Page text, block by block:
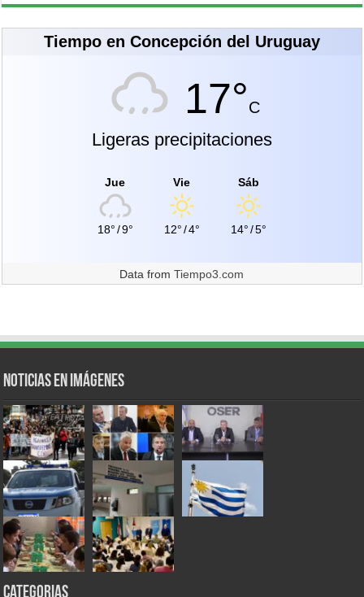
Tiempo en Concepción del Uruguay
17°C
Ligeras precipitaciones
Jue
18°/9°
Vie
12°/4°
Sáb
14°/5°
Data fromTiempo3.com
Noticias en Imágenes
Categorias